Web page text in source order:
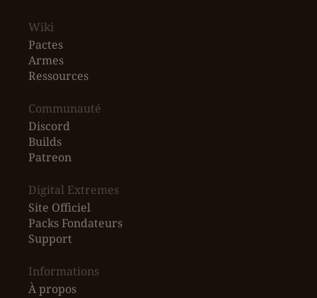
Wiki
Pactes
Armes
Ressources
‎Communauté
Discord
Builds
Patreon
Digital Extremes
Site Officiel
Packs Fondateurs
Support
Informations
À propos